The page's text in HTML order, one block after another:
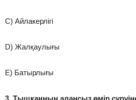
C) Айлакерлігі
D) Жалқаулығы
E) Батырлығы
3. Тышқанның алаңсыз өмір